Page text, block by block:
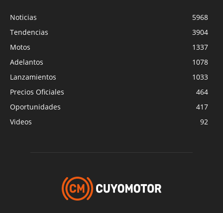
Noticias
5968
Tendencias
3904
Motos
1337
Adelantos
1078
Lanzamientos
1033
Precios Oficiales
464
Oportunidades
417
Videos
92